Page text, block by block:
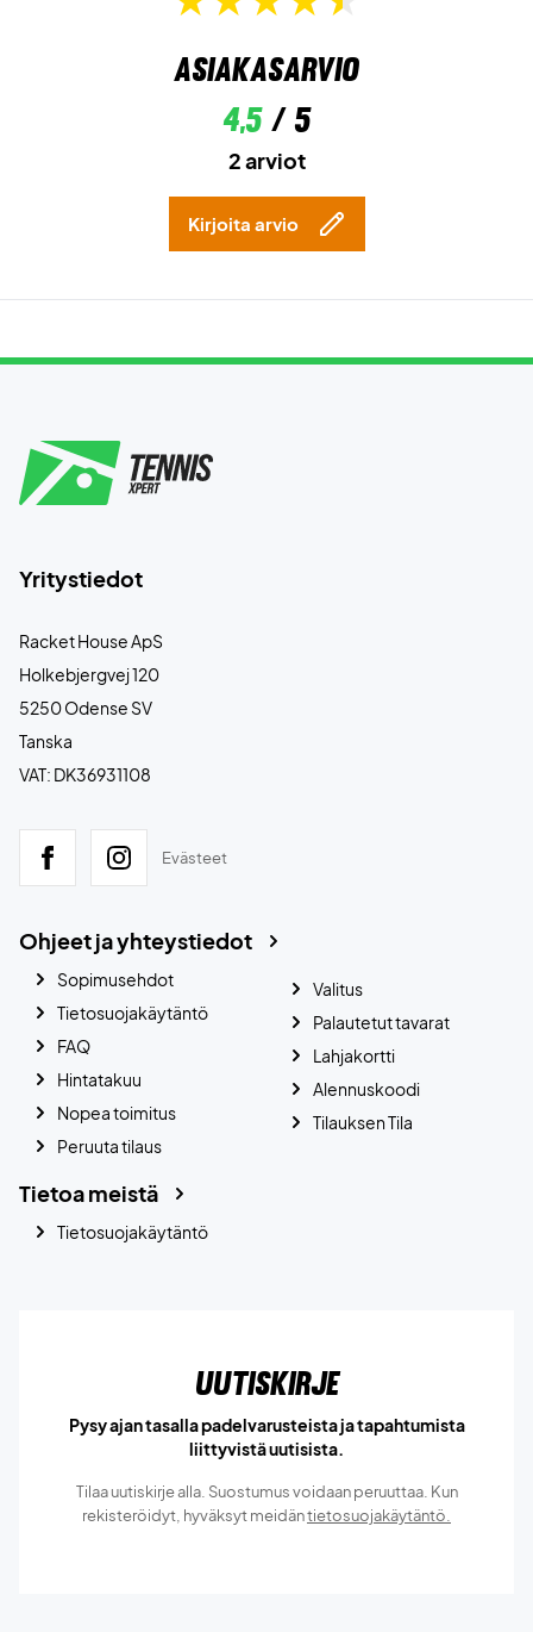
Asiakasarvio
4,5/ 5
2 arviot
Kirjoita arvio
Yritystiedot
Racket House ApS
Holkebjergvej 120
5250 Odense SV
Tanska
VAT: DK36931108
Evästeet
Ohjeet ja yhteystiedot
Sopimusehdot
Tietosuojakäytäntö
FAQ
Hintatakuu
Nopea toimitus
Peruuta tilaus
Valitus
Palautetut tavarat
Lahjakortti
Alennuskoodi
Tilauksen Tila
Tietoa meistä
Tietosuojakäytäntö
Uutiskirje
Pysy ajan tasalla padelvarusteista ja tapahtumista
liittyvistä uutisista.
Tilaa uutiskirje alla. Suostumus voidaan peruuttaa. Kun
rekisteröidyt, hyväksyt meidäntietosuojakäytäntö.